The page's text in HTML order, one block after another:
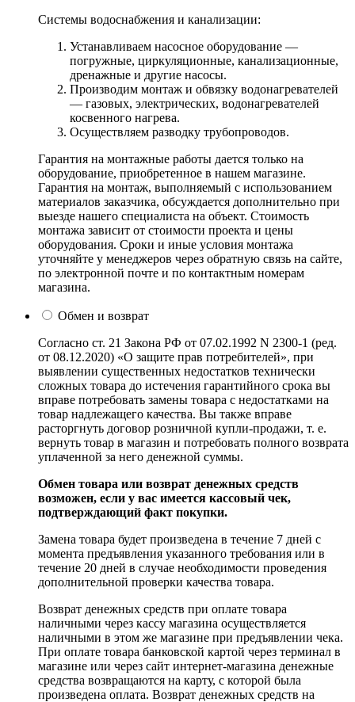
Системы водоснабжения и канализации:
Устанавливаем насосное оборудование —
погружные, циркуляционные, канализационные,
дренажные и другие насосы.
Производим монтаж и обвязку водонагревателей
— газовых, электрических, водонагревателей
косвенного нагрева.
Осуществляем разводку трубопроводов.
Гарантия на монтажные работы дается только на
оборудование, приобретенное в нашем магазине.
Гарантия на монтаж, выполняемый с использованием
материалов заказчика, обсуждается дополнительно при
выезде нашего специалиста на объект. Стоимость
монтажа зависит от стоимости проекта и цены
оборудования. Сроки и иные условия монтажа
уточняйте у менеджеров через обратную связь на сайте,
по электронной почте и по контактным номерам
магазина.
Обмен и возврат
Согласно ст. 21 Закона РФ от 07.02.1992 N 2300-1 (ред.
от 08.12.2020) «О защите прав потребителей», при
выявлении существенных недостатков технически
сложных товара до истечения гарантийного срока вы
вправе потребовать замены товара с недостатками на
товар надлежащего качества. Вы также вправе
расторгнуть договор розничной купли-продажи, т. е.
вернуть товар в магазин и потребовать полного возврата
уплаченной за него денежной суммы.
Обмен товара или возврат денежных средств
возможен, если у вас имеется кассовый чек,
подтверждающий факт покупки.
Замена товара будет произведена в течение 7 дней с
момента предъявления указанного требования или в
течение 20 дней в случае необходимости проведения
дополнительной проверки качества товара.
Возврат денежных средств при оплате товара
наличными через кассу магазина осуществляется
наличными в этом же магазине при предъявлении чека.
При оплате товара банковской картой через терминал в
магазине или через сайт интернет-магазина денежные
средства возвращаются на карту, с которой была
произведена оплата. Возврат денежных средств на